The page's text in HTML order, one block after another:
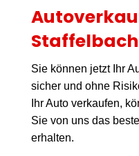
Sie können jetzt Ihr
sicher und ohne
Ihr Auto verkaufen,
Sie von uns das
erhalten.